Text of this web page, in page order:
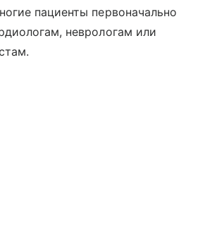
пациенты первоначально
неврологам или